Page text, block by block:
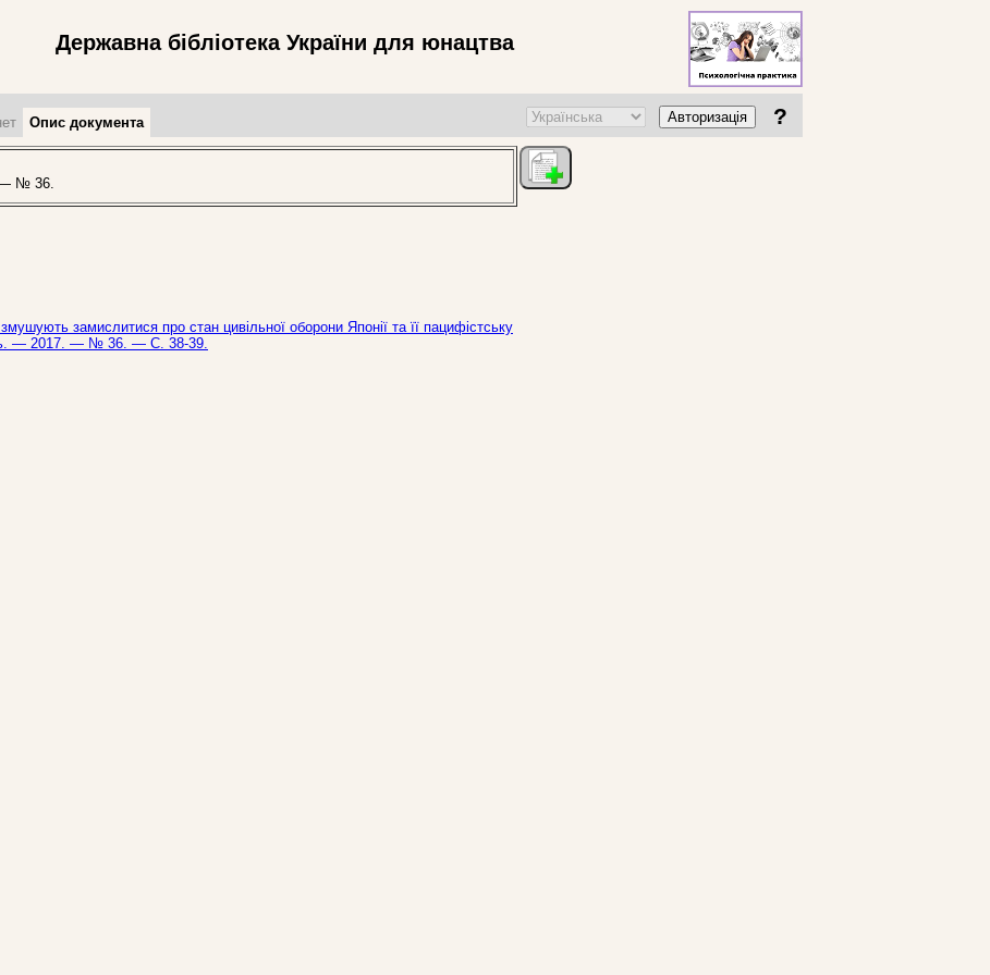
Державна бібліотека України для юнацтва
Опис документа Авторизація ?
— № 36.
замислитися про стан цивільної оборони Японії та її пацифістську
— 2017. — № 36. — С. 38-39.